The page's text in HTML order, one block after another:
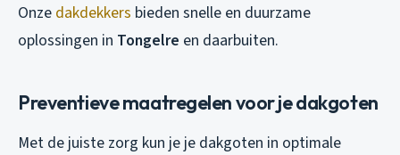
Onze dakdekkers bieden snelle en duurzame
oplossingen in Tongelre en daarbuiten.
Preventieve maatregelen voor je dakgoten
Met de juiste zorg kun je je dakgoten in optimale